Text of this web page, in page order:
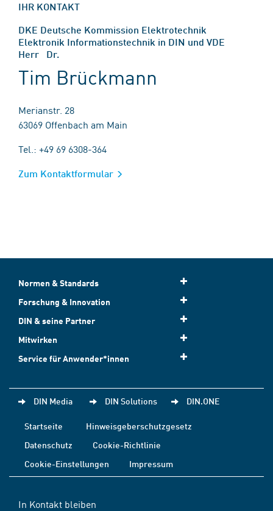
IHR KONTAKT
DKE Deutsche Kommission Elektrotechnik
Elektronik Informationstechnik in DIN und VDE
Herr Dr.
Tim Brückmann
Merianstr. 28
63069 Offenbach am Main
Tel.: +49 69 6308-364
Zum Kontaktformular
Normen & Standards
Forschung & Innovation
DIN & seine Partner
Mitwirken
Service für Anwender*innen
DIN Media DIN Solutions DIN.ONE
Startseite
Hinweisgeberschutzgesetz
Datenschutz
Cookie-Richtlinie
Cookie-Einstellungen
Impressum
In Kontakt bleiben